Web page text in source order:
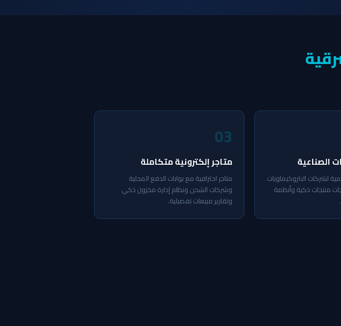
الصناعية
لشركات البتروكيماويات
منتجات ذكية وأنظمة
03
متاجر إلكترونية متكاملة
متاجر احترافية مع بوابات الدفع المحلية
وشركات الشحن ونظام إدارة مخزون ذكي
وتقارير مبيعات تفصيلية.